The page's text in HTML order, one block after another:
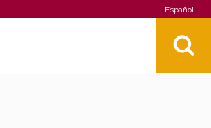
Español